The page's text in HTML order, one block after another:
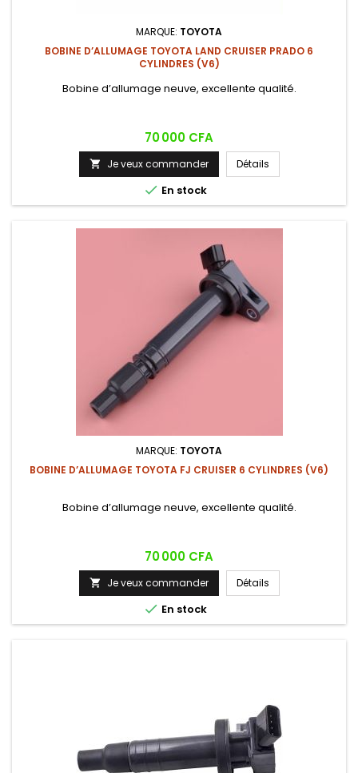
MARQUE: TOYOTA
BOBINE D’ALLUMAGE TOYOTA LAND CRUISER PRADO 6
CYLINDRES (V6)
Bobine d’allumage neuve, excellente qualité.
Prix
70 000 CFA
 Je veux commander Détails
 En stock
MARQUE: TOYOTA
BOBINE D’ALLUMAGE TOYOTA FJ CRUISER 6 CYLINDRES (V6)
Bobine d’allumage neuve, excellente qualité.
Prix
70 000 CFA
 Je veux commander Détails
 En stock